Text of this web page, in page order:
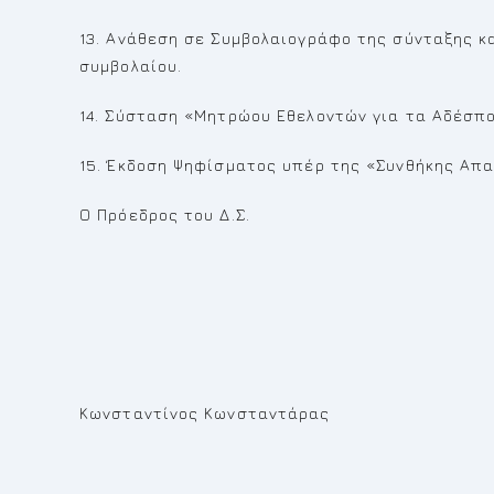
13. Ανάθεση σε Συμβολαιογράφο της σύνταξης
συμβολαίου.
14. Σύσταση «Μητρώου Εθελοντών για τα
15. Έκδοση Ψηφίσματος υπέρ της «Συνθήκης
Ο Πρόεδρος του Δ.Σ.
Κωνσταντίνος Κωνσταντάρας